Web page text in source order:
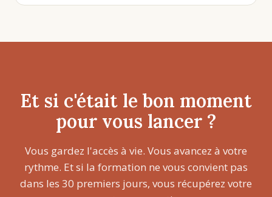
Et si c'était le bon moment
pour vous lancer ?
Vous gardez l'accès à vie. Vous avancez à votre
rythme. Et si la formation ne vous convient pas
dans les 30 premiers jours, vous récupérez votre